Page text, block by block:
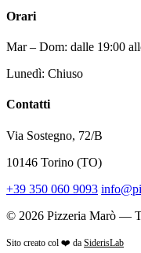
Orari
Mar – Dom: dalle 19:00
Lunedì: Chiuso
Contatti
Via Sostegno, 72/B
10146 Torino (TO)
+39 350 060 9093
© 2026 Pizzeria Marò —
Sito creato col ❤️ da SiderisLab